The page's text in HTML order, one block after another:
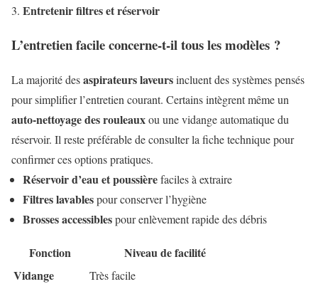
Entretenir filtres et réservoir
L’entretien facile concerne-t-il tous les modèles ?
La majorité desaspirateurs laveursincluent des systèmes pensés
pour simplifier l’entretien courant. Certains intègrent même un
auto-nettoyage des rouleauxou une vidange automatique du
réservoir. Il reste préférable de consulter la fiche technique pour
confirmer ces options pratiques.
Réservoir d’eau et poussièrefaciles à extraire
Filtres lavablespour conserver l’hygiène
Brosses accessiblespour enlèvement rapide des débris
Fonction
Niveau de facilité
Vidange
Très facile